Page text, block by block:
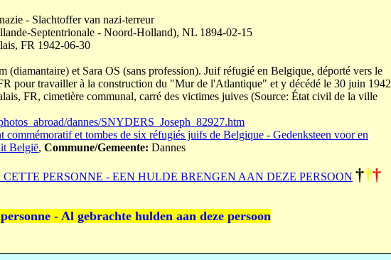
- Slachtoffer van nazi-terreur
Septentrionale - Noord-Holland), NL 1894-02-15
FR 1942-06-30
(diamantaire) et Sara OS (sans profession). Juif réfugié en Belgique, déporté vers le
pour travailler à la construction du "Mur de l'Atlantique" et y décédé le 30 juin
FR, cimetière communal, carré des victimes juives (Source: État civil de la ville
dannes/SNYDERS_Joseph_82927.htm
commémoratif et tombes de six réfugiés juifs de Belgique - Gedenksteen voor en
België, Commune/Gemeente: Dannes
PERSONNE - EEN HULDE BRENGEN AAN DEZE PERSOON †††
- Al gebrachte hulden aan deze persoon